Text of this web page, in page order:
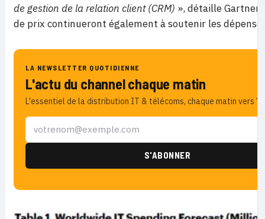
de gestion de la relation client (CRM) », détaille
de prix continueront également à soutenir les
LA NEWSLETTER QUOTIDIENNE
L'actu du channel chaque matin
L'essentiel de la distribution IT & télécoms, chaque matin vers